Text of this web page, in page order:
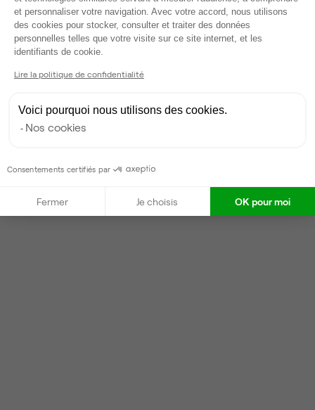
L Louis
Partenaire depuis 2026
Répond dans la journée
Locataires trouvés sur Ubiq : 6
et personnaliser votre navigation. Avec votre accord, nous utilisons
des cookies pour stocker, consulter et traiter des données
personnelles telles que votre visite sur ce site internet, et les
identifiants de cookie.
Lire la politique de confidentialité
Voici pourquoi nous utilisons des cookies.
Nos cookies
Consentements certifiés par
Fermer Je choisis OK pour moi